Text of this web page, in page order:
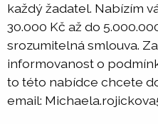
každý žadatel. Nabízím
30.000 Kč až do
srozumitelná smlouva.
informovanost o
to této nabídce chcete
email: